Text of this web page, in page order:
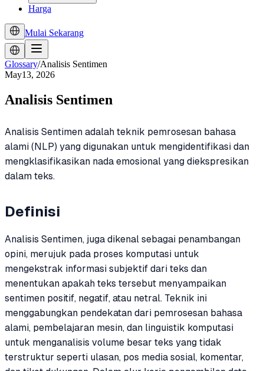
Harga
Mulai Sekarang
Glossary/Analisis Sentimen
May13, 2026
Analisis Sentimen
Analisis Sentimen adalah teknik pemrosesan bahasa
alami (NLP) yang digunakan untuk mengidentifikasi dan
mengklasifikasikan nada emosional yang diekspresikan
dalam teks.
Definisi
Analisis Sentimen, juga dikenal sebagai penambangan
opini, merujuk pada proses komputasi untuk
mengekstrak informasi subjektif dari teks dan
menentukan apakah teks tersebut menyampaikan
sentimen positif, negatif, atau netral. Teknik ini
menggabungkan pendekatan dari pemrosesan bahasa
alami, pembelajaran mesin, dan linguistik komputasi
untuk menganalisis volume besar teks yang tidak
terstruktur seperti ulasan, pos media sosial, komentar,